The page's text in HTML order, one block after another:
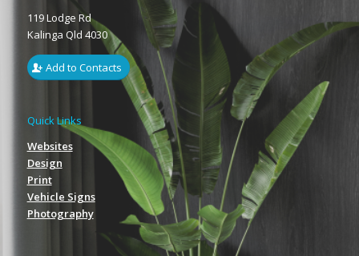
119 Lodge Rd
Kalinga Qld 4030
Add to Contacts
Quick Links
Websites
Design
Print
Vehicle Signs
Photography